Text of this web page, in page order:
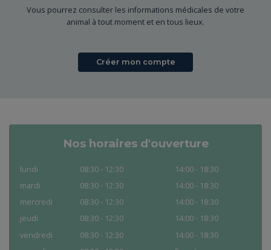
Vous pourrez consulter les informations médicales de votre
animal à tout moment et en tous lieux.
Créer mon compte
Nos horaires d'ouverture
lundi 08:30 - 12:30
14:00 - 18:30
mardi
08:30 - 12:30
14:00 - 18:30
mercredi
08:30 - 12:30
14:00 - 18:30
jeudi
08:30 - 12:30
14:00 - 18:30
vendredi
08:30 - 12:30
14:00 - 18:30